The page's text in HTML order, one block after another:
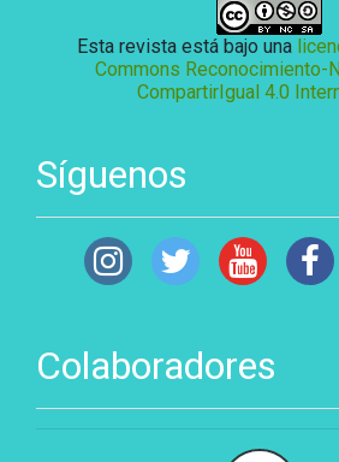
Esta revista está bajo una
Commons Reconocimiento-
CompartirIgual 4.0
Síguenos
Colaboradores